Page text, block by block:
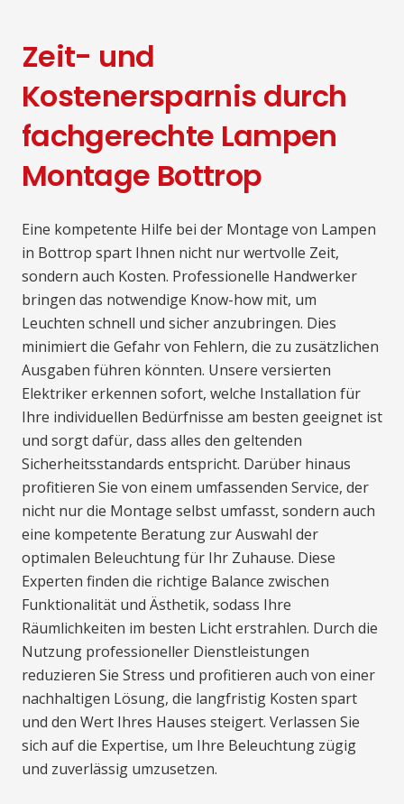
Zeit- und
Kostenersparnis durch
fachgerechte Lampen
Montage Bottrop
Eine kompetente Hilfe bei der Montage von Lampen
in Bottrop spart Ihnen nicht nur wertvolle Zeit,
sondern auch Kosten. Professionelle Handwerker
bringen das notwendige Know-how mit, um
Leuchten schnell und sicher anzubringen. Dies
minimiert die Gefahr von Fehlern, die zu zusätzlichen
Ausgaben führen könnten. Unsere versierten
Elektriker erkennen sofort, welche Installation für
Ihre individuellen Bedürfnisse am besten geeignet ist
und sorgt dafür, dass alles den geltenden
Sicherheitsstandards entspricht. Darüber hinaus
profitieren Sie von einem umfassenden Service, der
nicht nur die Montage selbst umfasst, sondern auch
eine kompetente Beratung zur Auswahl der
optimalen Beleuchtung für Ihr Zuhause. Diese
Experten finden die richtige Balance zwischen
Funktionalität und Ästhetik, sodass Ihre
Räumlichkeiten im besten Licht erstrahlen. Durch die
Nutzung professioneller Dienstleistungen
reduzieren Sie Stress und profitieren auch von einer
nachhaltigen Lösung, die langfristig Kosten spart
und den Wert Ihres Hauses steigert. Verlassen Sie
sich auf die Expertise, um Ihre Beleuchtung zügig
und zuverlässig umzusetzen.